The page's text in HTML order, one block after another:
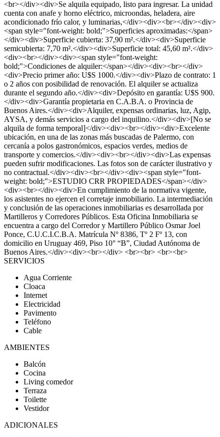
<br></div><div>Se alquila equipado, listo para ingresar. La unidad
cuenta con anafe y horno eléctrico, microondas, heladera, aire
acondicionado frío calor, y luminarias,</div><div><br></div><div>
<span style="font-weight: bold;">Superficies aproximadas:</span>
</div><div>Superficie cubierta: 37,90 m².</div><div>Superficie
semicubierta: 7,70 m².</div><div>Superficie total: 45,60 m².</div>
<div><br></div><div><span style="font-weight:
bold;">Condiciones de alquiler:</span></div><div><br></div>
<div>Precio primer año: U$S 1000.</div><div>Plazo de contrato: 1
o 2 años con posibilidad de renovación. El alquiler se actualiza
durante el segundo año.</div><div>Depósito en garantía: U$S 900.
</div><div>Garantía propietaria en C.A.B.A. o Provincia de
Buenos Aires.</div><div>Alquiler, expensas ordinarias, luz, Agip,
AYSA, y demás servicios a cargo del inquilino.</div><div>[No se
alquila de forma temporal]</div><div><br></div><div>Excelente
ubicación, en una de las zonas más buscadas de Palermo, con
cercanía a polos gastronómicos, espacios verdes, medios de
transporte y comercios.</div><div><br></div><div>Las expensas
pueden sufrir modificaciones. Las fotos son de carácter ilustrativo y
no contractual.</div><div><br></div><div><span style="font-
weight: bold;">ESTUDIO CRR PROPIEDADES</span></div>
<div><br></div><div>En cumplimiento de la normativa vigente,
los asistentes no ejercen el corretaje inmobiliario. La intermediación
y conclusión de las operaciones inmobiliarias es desarrollada por
Martilleros y Corredores Públicos. Esta Oficina Inmobiliaria se
encuentra a cargo del Corredor y Martillero Público Osmar Joel
Ponce, C.U.C.I.C.B.A. Matrícula Nº 8386, Tº 2 Fº 13, con
domicilio en Uruguay 469, Piso 10° “B”, Ciudad Autónoma de
Buenos Aires.</div><div><br></div> <br><br> <br><br>
SERVICIOS
Agua Corriente
Cloaca
Internet
Electricidad
Pavimento
Teléfono
Cable
AMBIENTES
Balcón
Cocina
Living comedor
Terraza
Toilette
Vestidor
ADICIONALES